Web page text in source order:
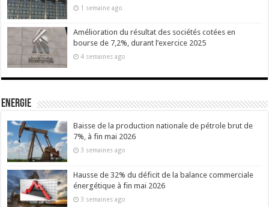
1 semaine ago
Amélioration du résultat des sociétés cotées en
bourse de 7,2%, durant l’exercice 2025
4 semaines ago
Energie
Baisse de la production nationale de pétrole brut de
7%, à fin mai 2026
3 semaines ago
Hausse de 32% du déficit de la balance commerciale
énergétique à fin mai 2026
3 semaines ago